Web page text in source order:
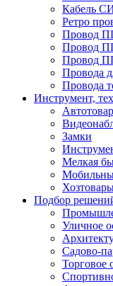
Кабель
Ретро
Провод
Провод
Провод
Провода
Провода
Инструмент,
Замки
Мелкая
Подбор
Уличное
Садово-
Торговое